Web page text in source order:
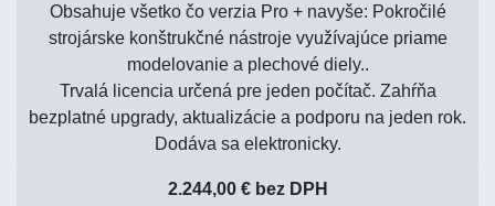
Obsahuje všetko čo verzia Pro + navyše: Pokročilé
strojárske konštrukčné nástroje využívajúce priame
modelovanie a plechové diely..
Trvalá licencia určená pre jeden počítač. Zahŕňa
bezplatné upgrady, aktualizácie a podporu na jeden rok.
Dodáva sa elektronicky.
2.244,00 € bez DPH